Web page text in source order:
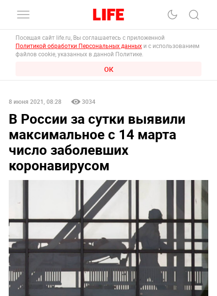
Посещая сайт life.ru, Вы соглашаетесь с приложенной
Политикой обработки Персональных данных и с использованием
файлов cookie, указанных в данной Политике.
ОК
8 июня 2021, 08:28 3034
В России за сутки выявили
максимальное с 14 марта
число заболевших
коронавирусом